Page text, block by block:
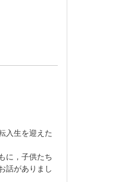
入生を迎えた
に，子供たち
話がありまし